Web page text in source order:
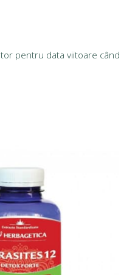
pentru data viitoare când